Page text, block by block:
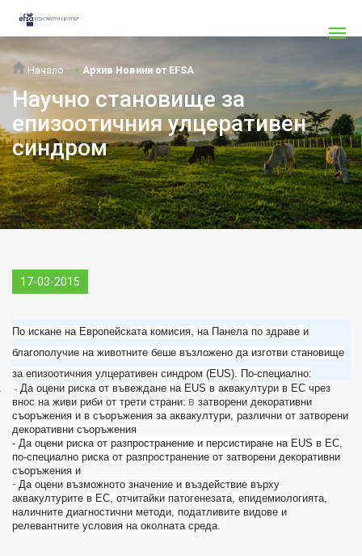
Начало Архив Новини от EFSA
Научно становище за
епизоотичния улцеративен
синдром
17-03-2015
По искане на Европейската комисия, на Панела по здраве и
благополучие на животните беше възложено да изготви становище
за епизоотичния улцеративен синдром (EUS). По-специално:
- Да оцени риска от въвеждане на EUS в аквакултури в ЕС чрез
внос на живи риби от трети страни: в затворени декоративни
съоръжения и в съоръжения за аквакултури, различни от затворени
декоративни съоръжения
- Да оцени риска от разпространение и персистиране на EUS в ЕС,
по-специално риска от разпространение от затворени декоративни
съоръжения и
- Да оцени възможното значение и въздействие върху
аквакултурите в ЕС, отчитайки патогенезата, епидемиологията,
наличните диагностични методи, податливите видове и
релевантните условия на околната среда